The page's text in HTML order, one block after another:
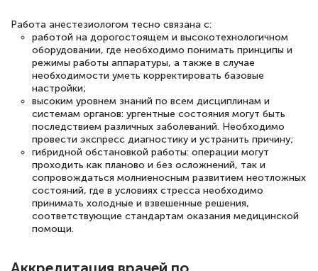
Работа анестезиологом тесно связана с:
работой на дорогостоящем и высокотехнологичном
оборудовании, где необходимо понимать принципы и
режимы работы аппаратуры, а также в случае
необходимости уметь корректировать базовые
настройки;
высоким уровнем знаний по всем дисциплинам и
системам органов: ургентные состояния могут быть
последствием различных заболеваний. Необходимо
провести экспресс диагностику и устранить причину;
гибридной обстановкой работы: операции могут
проходить как планово и без осложнений, так и
сопровождаться молниеносным развитием неотложных
состояний, где в условиях стресса необходимо
принимать холодные и взвешенные решения,
соответствующие стандартам оказания медицинской
помощи.